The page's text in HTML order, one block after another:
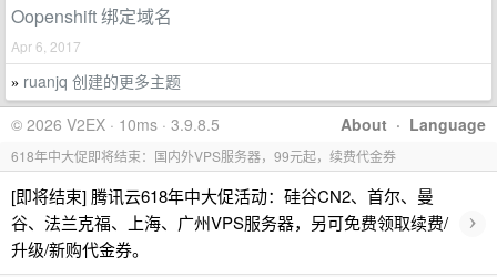
Oopenshift 绑定域名
Apr 6, 2017
» ruanjq 创建的更多主题
About · Language
© 2026 V2EX · 10ms · 3.9.8.5
618年中大促即将结束：国内外VPS服务器，99元起，续费代金券
[即将结束] 腾讯云618年中大促活动：硅谷CN2、首尔、曼
谷、法兰克福、上海、广州VPS服务器，另可免费领取续费/
升级/新购代金券。
›